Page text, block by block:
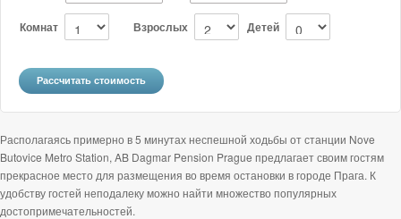
Комнат Взрослых Детей
Располагаясь примерно в 5 минутах неспешной ходьбы от станции Nove
Butovice Metro Station, AB Dagmar Pension Prague предлагает своим гостям
прекрасное место для размещения во время остановки в городе Прага. К
удобству гостей неподалеку можно найти множество популярных
достопримечательностей.